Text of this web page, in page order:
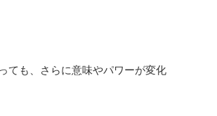
ても、さらに意味やパワーが変化